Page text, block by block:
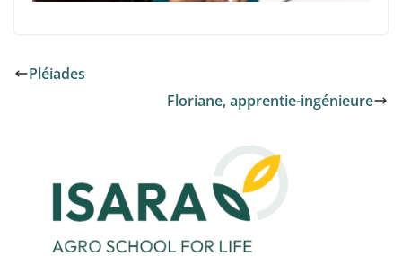
Pléiades
Floriane, apprentie-ingénieure